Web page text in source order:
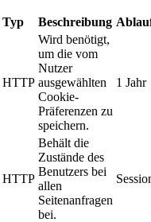
Typ Beschreibung
HTTP
Wird benötigt,
um die vom
Nutzer
ausgewählten
Cookie-
Präferenzen zu
speichern.
1 Jahr
HTTP
Behält die
Zustände des
Benutzers bei
allen
Seitenanfragen
bei.